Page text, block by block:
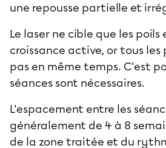
une repousse partielle et
Le laser ne cible que les poils
croissance active, or tous les
pas en même temps. C'est
séances sont nécessaires.
L'espacement entre les
généralement de 4 à 8
de la zone traitée et du